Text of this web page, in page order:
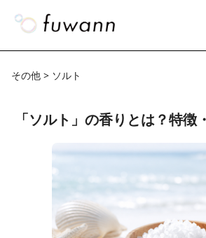
その他 > ソルト
「ソルト」の香りとは？特徴